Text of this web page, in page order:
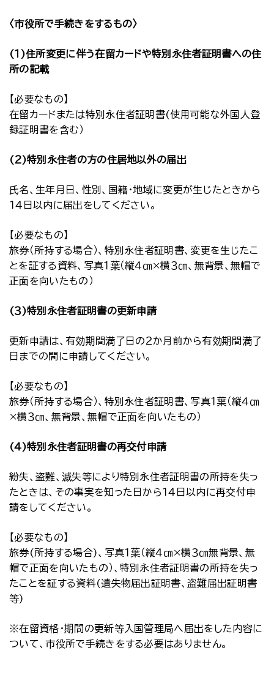
〈市役所で手続きをするもの〉
(１)住所変更に伴う在留カードや特別永住者証明書への住
所の記載
【必要なもの】
在留カードまたは特別永住者証明書(使用可能な外国人登
録証明書を含む）
(２)特別永住者の方の住居地以外の届出
氏名、生年月日、性別、国籍・地域に変更が生じたときから
１４日以内に届出をしてください。
【必要なもの】
旅券（所持する場合）、特別永住者証明書、変更を生じたこ
とを証する資料、写真１葉（縦４㎝×横３㎝、無背景、無帽で
正面を向いたもの）
(３)特別永住者証明書の更新申請
更新申請は、有効期間満了日の２か月前から有効期間満了
日までの間に申請してください。
【必要なもの】
旅券（所持する場合）、特別永住者証明書、写真１葉（縦４㎝
×横３㎝、無背景、無帽で正面を向いたもの）
(４)特別永住者証明書の再交付申請
紛失、盗難、滅失等により特別永住者証明書の所持を失っ
たときは、その事実を知った日から１４日以内に再交付申
請をしてください。
【必要なもの】
旅券(所持する場合)、写真１葉（縦４㎝×横３㎝無背景、無
帽で正面を向いたもの）、特別永住者証明書の所持を失っ
たことを証する資料(遺失物届出証明書、盗難届出証明書
等)
※在留資格・期間の更新等入国管理局へ届出をした内容に
ついて、市役所で手続きをする必要はありません。